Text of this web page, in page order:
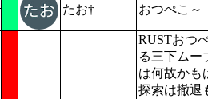
たお† おつぺこ～
RUSTおつ
る三下ムー
は何故かも
探索は撤退